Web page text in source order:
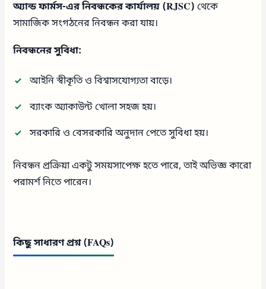
অ্যান্ড ফার্মস-এর নিবন্ধকের কার্যালয় (RJSC) থেকে
সামাজিক সংগঠনের নিবন্ধন করা যায়।
নিবন্ধনের সুবিধা:
আইনি স্বীকৃতি ও বিশ্বাসযোগ্যতা বাড়ে।
ব্যাংক অ্যাকাউন্ট খোলা সহজ হয়।
সরকারি ও বেসরকারি অনুদান পেতে সুবিধা হয়।
নিবন্ধন প্রক্রিয়া একটু সময়সাপেক্ষ হতে পারে, তাই অভিজ্ঞ কারো
পরামর্শ নিতে পারেন।
কিছু সাধারণ প্রশ্ন (FAQs)